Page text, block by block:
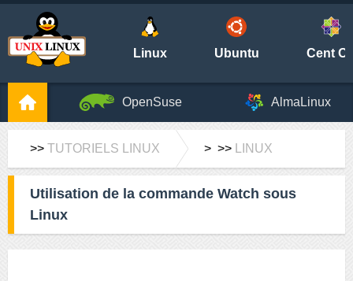
Linux Ubuntu Cent
OpenSuse AlmaLinux
>> TUTORIELS LINUX > >> LINUX
Utilisation de la commande Watch sous
Linux